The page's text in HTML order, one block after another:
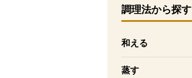
調理法から探す
和える
蒸す